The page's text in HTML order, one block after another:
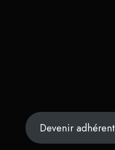
Devenir adhérent